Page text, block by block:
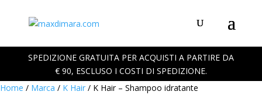
SPEDIZIONE GRATUITA PER ACQUISTI A PARTIRE DA
€ 90, ESCLUSO I COSTI DI SPEDIZIONE.
Home / Marca / K Hair / K Hair – Shampoo idratante